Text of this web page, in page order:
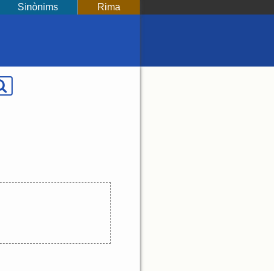
Sinònims Rima